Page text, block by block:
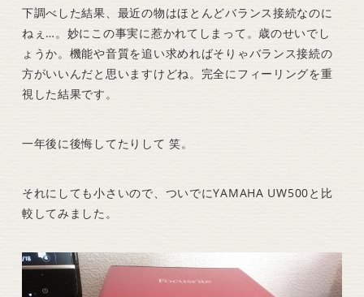
下調べした結果、最近の物はほとんどバランス接続なのに
ねぇ…。妙にこの事実に惹かれてしまって。歳のせいでし
ょうか。機能や音質を追い求めればそりゃバランス接続の
方がいいんだと思いますけどね。完全にフィーリングを重
視した結果です。
一年後に後悔してたりして 笑。
それにしても小さいので、ついでにYAMAHA UW500と比
較してみました。